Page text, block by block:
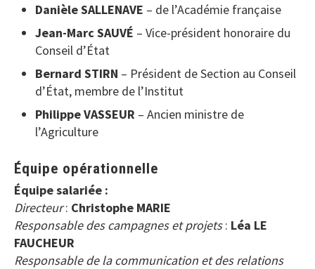
Danièle SALLENAVE – de l’Académie française
Jean-Marc SAUVÉ – Vice-président honoraire du
Conseil d’État
Bernard STIRN – Président de Section au Conseil
d’État, membre de l’Institut
Philippe VASSEUR – Ancien ministre de
l’Agriculture
Équipe opérationnelle
Équipe salariée :
Directeur: Christophe MARIE
Responsable des campagnes et projets: Léa LE
FAUCHEUR
Responsable de la communication et des relations